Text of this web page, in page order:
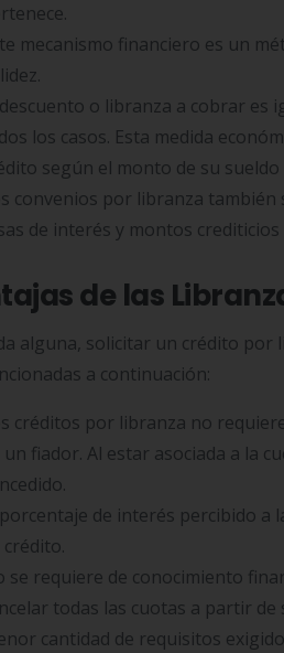
mecanismo financiero es un
o libranza a cobrar es
los casos. Esta medida
según el monto de su sueldo
convenios por libranza
de interés y montos
de las
alguna, solicitar un crédito por
a continuación:
créditos por libranza no
un fiador. Al estar asociada a la
de interés percibido a
crédito.
se requiere de conocimiento
todas las cuotas a partir de
cantidad de requisitos